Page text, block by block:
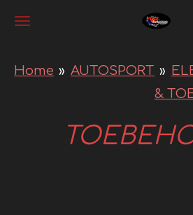
Ga
naar
Home » AUTOSPORT »
&